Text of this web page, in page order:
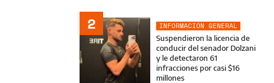
2
INFORMACIÓN GENERAL
Suspendieron la licencia de
conducir del senador Dolzani
y le detectaron 61
infracciones por casi $16
millones